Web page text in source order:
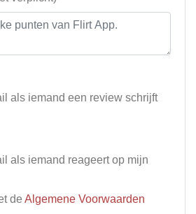
als iemand een review schrijft
als iemand reageert op mijn
de Algemene Voorwaarden